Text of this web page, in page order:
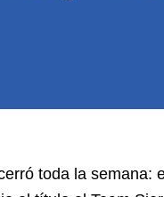
toda la semana: